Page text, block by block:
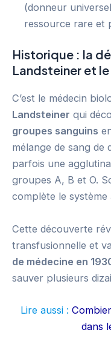
(donneur
ressource rare et
Historique : la
Landsteiner et
C’est le médecin
Landsteiner qui
groupes sanguins
mélange de sang de
parfois une
groupes A, B et O.
complète le
Cette découverte
transfusionnelle et
de médecine en
sauver plusieurs
Lire aussi :
dans